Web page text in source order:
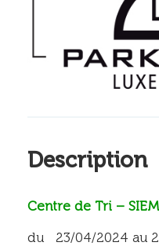
Description
Centre de Tri –
du 23/04/2024